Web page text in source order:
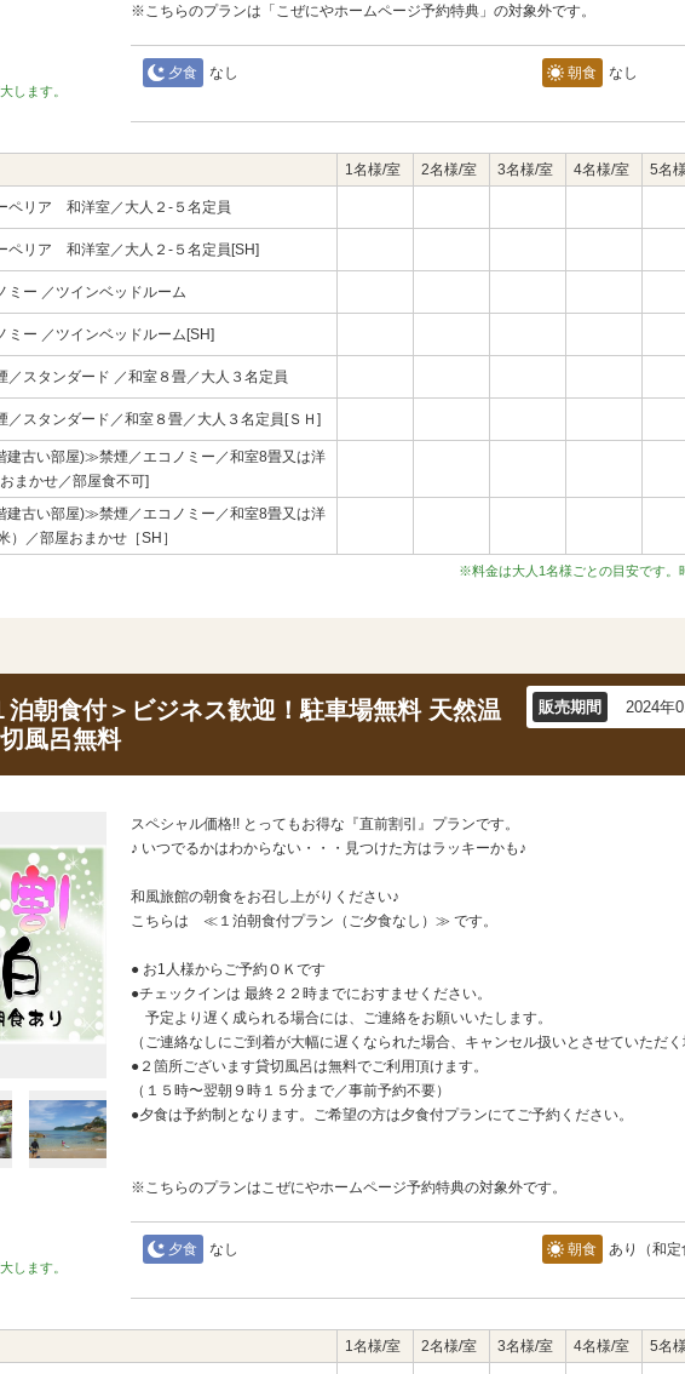
します。
※こちらのプランは「こぜにやホームページ予約特典」の対象外です。
夕食 なし 朝食 なし
1名様/室 2名様/室 3名様/室 4名様/室 5名
リア 和洋室／大人２-５名定員
リア 和洋室／大人２-５名定員[SH]
ー ／ツインベッドルーム
ー ／ツインベッドルーム[SH]
スタンダード ／和室８畳／大人３名定員
スタンダード／和室８畳／大人３名定員[ＳＨ]
古い部屋)≫禁煙／エコノミー／和室8畳又は洋
まかせ／部屋食不可]
古い部屋)≫禁煙／エコノミー／和室8畳又は洋
）／部屋おまかせ［SH］
※料金は大人1名様ごとの目安です。
泊朝食付＞ビジネス歓迎！駐車場無料 天然温
風呂無料
販売期間 2024年
します。
スペシャル価格!! とってもお得な『直前割引』プランです。
♪ いつでるかはわからない・・・見つけた方はラッキーかも♪
和風旅館の朝食をお召し上がりください♪
こちらは ≪１泊朝食付プラン（ご夕食なし）≫ です。
● お1人様からご予約ＯＫです
●チェックインは 最終２２時までにおすませください。
予定より遅く成られる場合には、ご連絡をお願いいたします。
（ご連絡なしにご到着が大幅に遅くなられた場合、キャンセル扱いとさせていただく
●２箇所ございます貸切風呂は無料でご利用頂けます。
（１５時〜翌朝９時１５分まで／事前予約不要）
●夕食は予約制となります。ご希望の方は夕食付プランにてご予約ください。
※こちらのプランはこぜにやホームページ予約特典の対象外です。
夕食 なし 朝食 あり（和定
1名様/室 2名様/室 3名様/室 4名様/室 5名